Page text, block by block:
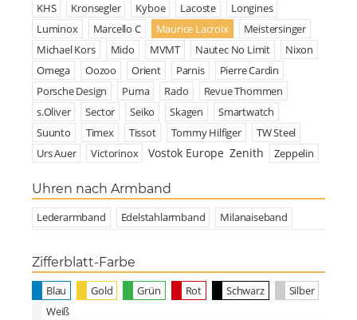
KHS
Kronsegler Kyboe Lacoste
Longines
Luminox
Marcello C Maurice Lacroix
Meistersinger
Michael Kors
Mido MVMT Nautec No Limit
Nixon
Omega
Oozoo Orient Parnis
Pierre Cardin
Porsche Design
Puma Rado
Revue Thommen
s.Oliver
Sector Seiko Skagen
Smartwatch
Suunto
Timex Tissot Tommy Hilfiger
TW Steel
Urs Auer
Victorinox Vostok Europe Zenith Zeppelin
Uhren nach Armband
Lederarmband Edelstahlarmband Milanaiseband
Zifferblatt-Farbe
Blau Gold Grün Rot Schwarz
Silber
Weiß